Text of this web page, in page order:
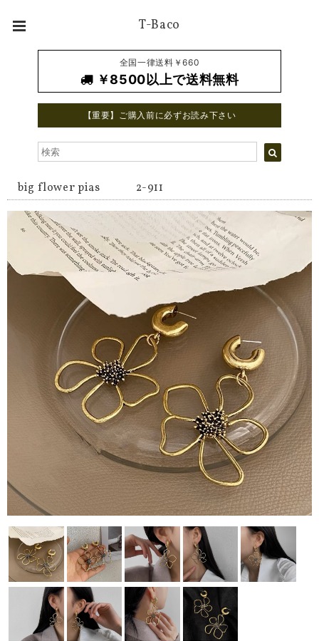
T-Baco
全国一律送料￥660
￥8500以上で送料無料
【重要】ご購入前に必ずお読み下さい
big flower pias 2-911